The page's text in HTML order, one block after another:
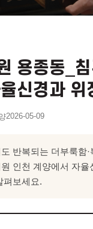
용종동_
신경과 위
2026-05-09
반복되는 더부룩함·
인천 계양에서 자율
펴보세요.